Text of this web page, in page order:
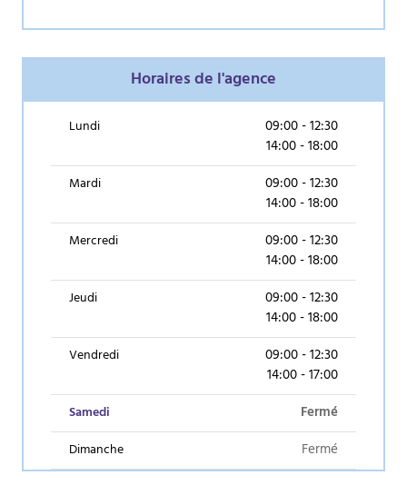
Horaires de l'agence
Lundi 09:00 - 12:30
14:00 - 18:00
Mardi 09:00 - 12:30
14:00 - 18:00
Mercredi 09:00 - 12:30
14:00 - 18:00
Jeudi 09:00 - 12:30
14:00 - 18:00
Vendredi 09:00 - 12:30
14:00 - 17:00
Samedi Fermé
Dimanche Fermé